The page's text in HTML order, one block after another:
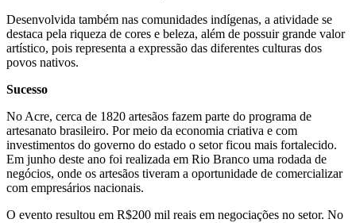
Desenvolvida também nas comunidades indígenas, a atividade se
destaca pela riqueza de cores e beleza, além de possuir grande valor
artístico, pois representa a expressão das diferentes culturas dos
povos nativos.
Sucesso
No Acre, cerca de 1820 artesãos fazem parte do programa de
artesanato brasileiro. Por meio da economia criativa e com
investimentos do governo do estado o setor ficou mais fortalecido.
Em junho deste ano foi realizada em Rio Branco uma rodada de
negócios, onde os artesãos tiveram a oportunidade de comercializar
com empresários nacionais.
O evento resultou em R$200 mil reais em negociações no setor. No